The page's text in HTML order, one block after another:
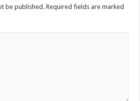
be published. Required fields are marked